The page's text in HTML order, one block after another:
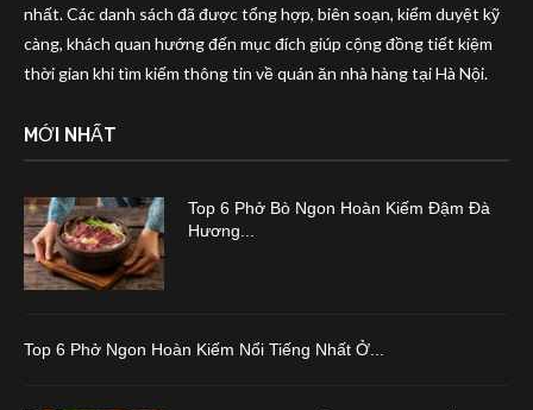
nhất. Các danh sách đã được tổng hợp, biên soạn, kiểm duyệt kỹ
càng, khách quan hướng đến mục đích giúp cộng đồng tiết kiệm
thời gian khi tìm kiếm thông tin về quán ăn nhà hàng tại Hà Nội.
MỚI NHẤT
Top 6 Phở Bò Ngon Hoàn Kiếm Đậm Đà
Hương...
Top 6 Phở Ngon Hoàn Kiếm Nổi Tiếng Nhất Ở...